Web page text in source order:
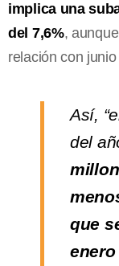
implica una
del 7,6%,
relación con
Así,
del
que
enero